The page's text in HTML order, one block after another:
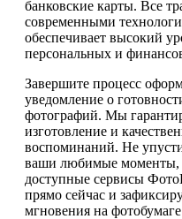
банковские карты. Все
современными
обеспечивает высокий
персональных и
Завершите процесс
уведомление о
фотографий. Мы
изготовление и
воспоминаний. Не
ваши любимые моменты,
доступные сервисы
прямо сейчас и
мгновения на